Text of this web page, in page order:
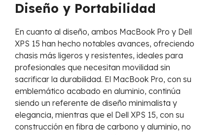
Diseño y Portabilidad
En cuanto al diseño, ambos MacBook Pro y Dell
XPS 15 han hecho notables avances, ofreciendo
chasis más ligeros y resistentes, ideales para
profesionales que necesitan movilidad sin
sacrificar la durabilidad. El MacBook Pro, con su
emblemático acabado en aluminio, continúa
siendo un referente de diseño minimalista y
elegancia, mientras que el Dell XPS 15, con su
construcción en fibra de carbono y aluminio, no